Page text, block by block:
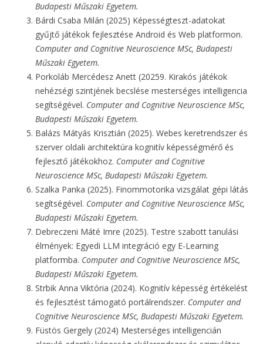
Budapesti Műszaki Egyetem.
Bárdi Csaba Milán (2025) Képességteszt-adatokat
gyűjtő játékok fejlesztése Android és Web platformon.
Computer and Cognitive Neuroscience MSc, Budapesti
Műszaki Egyetem.
Porkoláb Mercédesz Anett (20259. Kirakós játékok
nehézségi szintjének becslése mesterséges intelligencia
segítségével. Computer and Cognitive Neuroscience MSc,
Budapesti Műszaki Egyetem.
Balázs Mátyás Krisztián (2025). Webes keretrendszer és
szerver oldali architektúra kognitív képességmérő és
fejlesztő játékokhoz. Computer and Cognitive
Neuroscience MSc, Budapesti Műszaki Egyetem.
Szalka Panka (2025). Finommotorika vizsgálat gépi látás
segítségével. Computer and Cognitive Neuroscience MSc,
Budapesti Műszaki Egyetem.
Debreczeni Máté Imre (2025). Testre szabott tanulási
élmények: Egyedi LLM integráció egy E-Learning
platformba. Computer and Cognitive Neuroscience MSc,
Budapesti Műszaki Egyetem.
Strbik Anna Viktória (2024). Kognitív képesség értékelést
és fejlesztést támogató portálrendszer. Computer and
Cognitive Neuroscience MSc, Budapesti Műszaki Egyetem.
Füstös Gergely (2024) Mesterséges intelligencián